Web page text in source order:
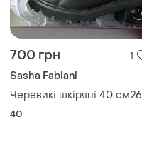
700 грн 1
Sasha Fabiani
Черевикі шкіряні 40 см26
40